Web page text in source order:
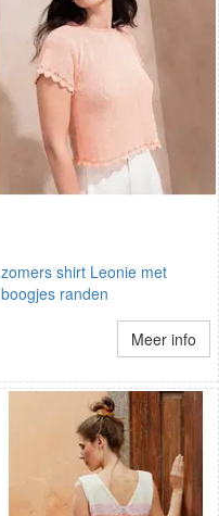
zomers shirt Leonie met
boogjes randen
Meer info